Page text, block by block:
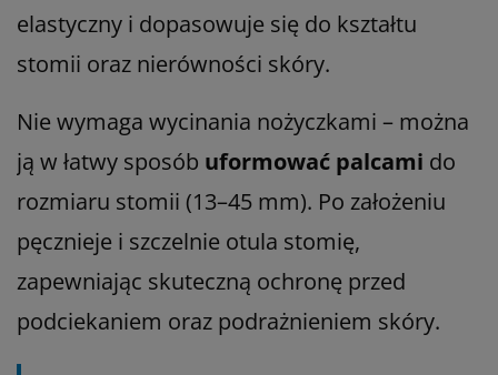
elastyczny i dopasowuje się do kształtu
stomii oraz nierówności skóry.
Nie wymaga wycinania nożyczkami – można
ją w łatwy sposób uformować palcami do
rozmiaru stomii (13–45 mm). Po założeniu
pęcznieje i szczelnie otula stomię,
zapewniając skuteczną ochronę przed
podciekaniem oraz podrażnieniem skóry.